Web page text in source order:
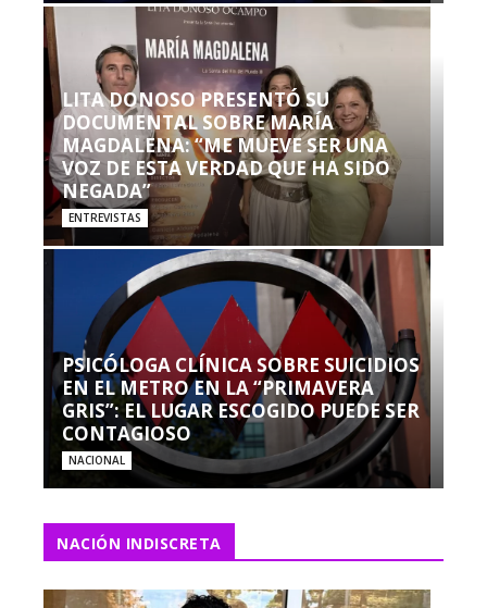
LITA DONOSO PRESENTÓ SU
DOCUMENTAL SOBRE MARÍA
MAGDALENA: “ME MUEVE SER UNA
VOZ DE ESTA VERDAD QUE HA SIDO
NEGADA”
ENTREVISTAS
PSICÓLOGA CLÍNICA SOBRE SUICIDIOS
EN EL METRO EN LA “PRIMAVERA
GRIS”: EL LUGAR ESCOGIDO PUEDE SER
CONTAGIOSO
NACIONAL
NACIÓN INDISCRETA